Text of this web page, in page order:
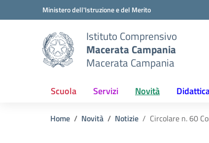
Vai ai contenuti
Vai al menu di navigazioneMinistero dell'Istruzione e del Merito
Istituto Comprensivo
Macerata Campania
Macerata Campania
Scuola Servizi Novità
Home Novità Notizie Circolare n. 60